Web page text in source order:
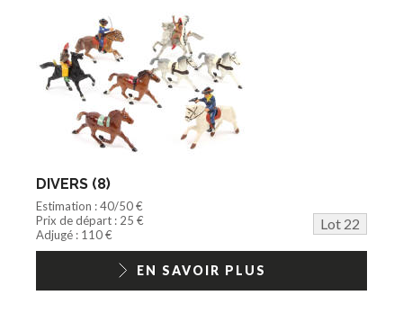
DIVERS (8)
Estimation : 40/50 €
Prix de départ : 25 €
Lot 22
Adjugé : 110 €
EN SAVOIR PLUS